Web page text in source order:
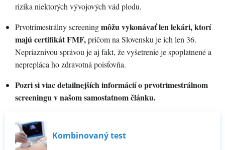
rizika niektorých vývojových vád plodu.
Prvotrimestrálny screeningmôžu vykonávať len lekári, ktorí
majú certifikát FMF,pričom na Slovensku je ich len 36.
Nepriaznivou správou je aj fakt, že vyšetrenie je spoplatnené a
neprepláca ho zdravotná poisťovňa.
Pozri si viac detailnejších informácií o prvotrimestrálnom
screeningu v našom samostatnom článku.
Kombinovaný test